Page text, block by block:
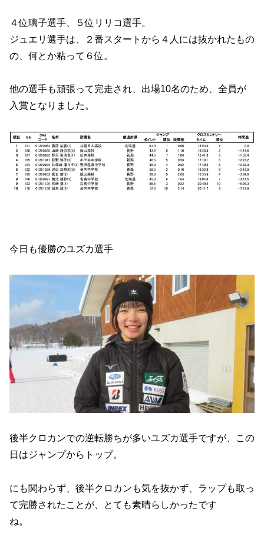
４位璃子選手、５位リリコ選手。
ジュエリ選手は、２番スタートから４人には抜かれたもの
の、何とか粘って６位。
他の選手も頑張って完走され、出場10名のため、全員が
入賞となりました。
今日も優勝のユズカ選手
後半クロカンでの逆転勝ちが多いユズカ選手ですが、この
日はジャンプからトップ。
にも関わらず、後半クロカンも気を抜かず、ラップも取っ
て完勝されたことが、とても素晴らしかったです
ね。